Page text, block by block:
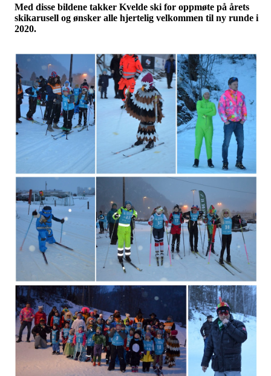
Med disse bildene takker Kvelde ski for oppmøte på årets
skikarusell og ønsker alle hjertelig velkommen til ny runde i
2020.